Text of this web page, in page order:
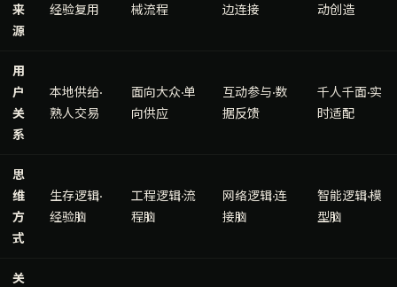
来
源
经验复用
械流程
边连接
动创造
用
户
关
系
本地供给·
熟人交易
面向大众·单
向供应
互动参与·数
据反馈
千人千面·实
时适配
思
维
方
式
生存逻辑·
经验脑
工程逻辑·流
程脑
网络逻辑·连
接脑
智能逻辑·模
型脑
关